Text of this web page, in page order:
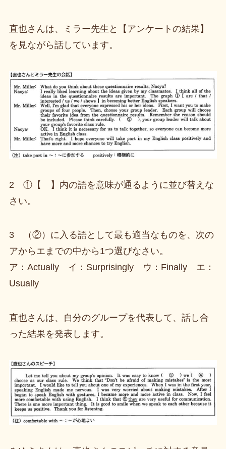
直也さんは、ミラー先生と【アンケートの結果】
を見ながら話しています。
2 ①【 】内の語を意味が通るように並び替えな
さい。
3 （②）に入る語として最も適当なものを、次の
アからエまでの中から1つ選びなさい。
ア：Actually イ：Surprisingly ウ：Finally エ：
Usually
直也さんは、自分のグループを代表して、話し合
った結果を発表します。